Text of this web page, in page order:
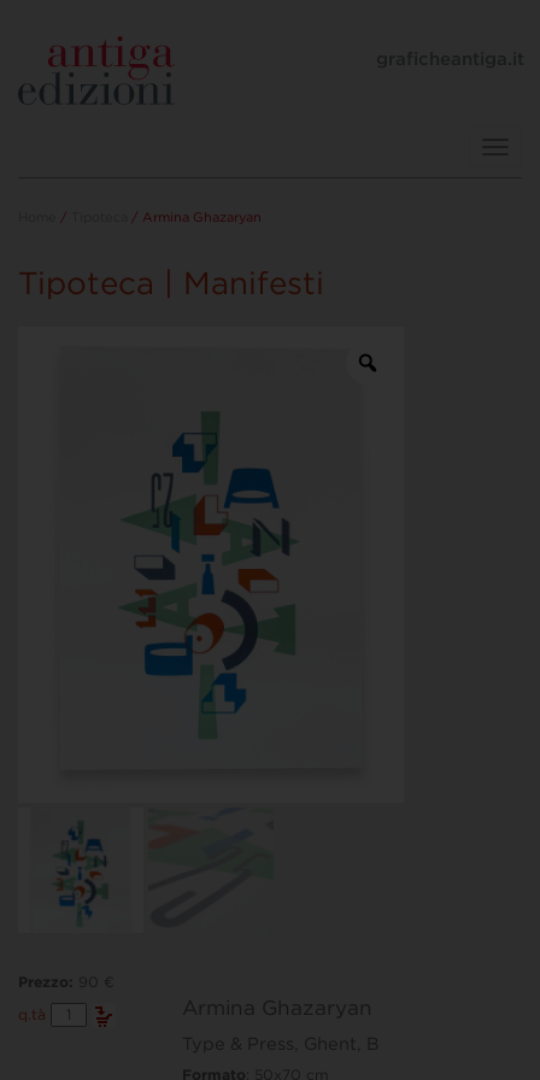
/ / Armina Ghazaryan
Tipoteca | Manifesti
Armina Ghazaryan
Type & Press, Ghent, B
Formato: 50x70 cm
Prezzo:
90 €
q.tà
Armina
Ghazaryan